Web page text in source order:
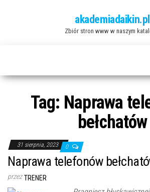
akademiadaikin.pl
Zbiór stron www w naszym
Tag: Naprawa
bełchatów
31 sierpnia, 2023 0
Naprawa telefonów
przez TRENER